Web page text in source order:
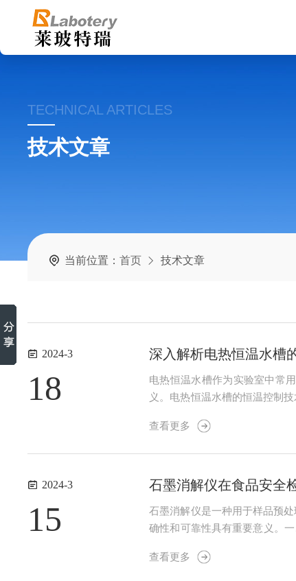
TECHNICAL ARTICLES
技术文章
当前位置：首页 技术文章
2024-3
18
深入解析电热恒温水槽
电热恒温水槽作为实验室中常
义。电热恒温水槽的恒温控制
温水槽还采用了多种技术手段来
查看更多
2024-3
15
石墨消解仪在食品安全
石墨消解仪是一种用于样品预
确性和可靠性具有重要意义。
使样品中的农药残留物充分溶解
查看更多